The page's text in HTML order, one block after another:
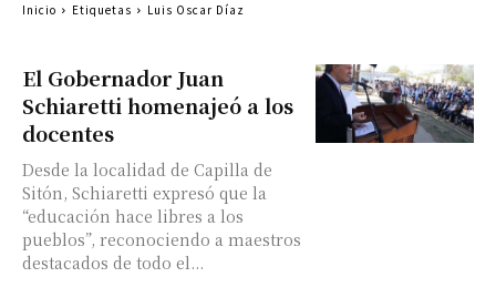
El Gobernador Juan
Schiaretti homenajeó a los
docentes
Desde la localidad de Capilla de
Sitón, Schiaretti expresó que la
“educación hace libres a los
pueblos”, reconociendo a maestros
destacados de todo el...
Inicio Etiquetas Luis Oscar Díaz